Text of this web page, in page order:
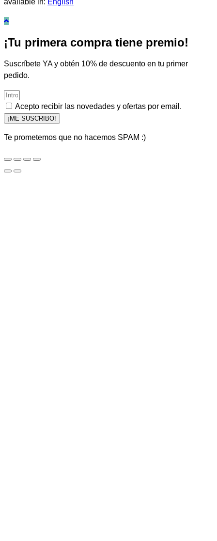
available in: English
¡Tu primera compra tiene premio!
Suscríbete YA y obtén 10% de descuento en tu primer
pedido.
Acepto recibir las novedades y ofertas por email.
¡ME SUSCRIBO!
Te prometemos que no hacemos SPAM :)